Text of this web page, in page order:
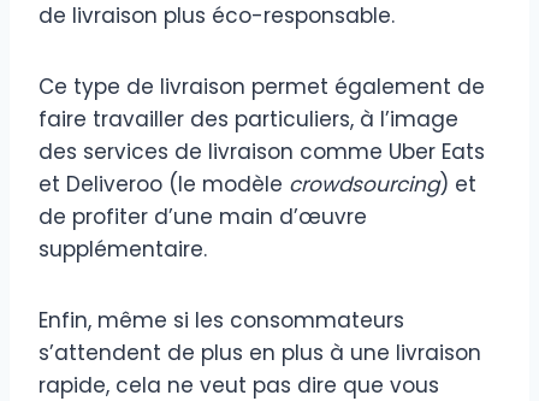
de livraison plus éco-responsable.
Ce type de livraison permet également de
faire travailler des particuliers, à l’image
des services de livraison comme Uber Eats
et Deliveroo (le modèle crowdsourcing) et
de profiter d’une main d’œuvre
supplémentaire.
Enfin, même si les consommateurs
s’attendent de plus en plus à une livraison
rapide, cela ne veut pas dire que vous